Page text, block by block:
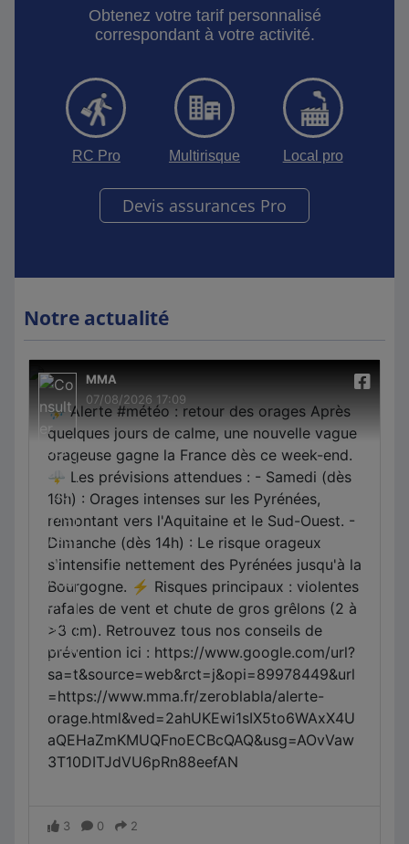
Obtenez votre tarif personnalisé
correspondant à votre activité.
RC Pro Multirisque Local pro
Devis assurances Pro
Notre actualité